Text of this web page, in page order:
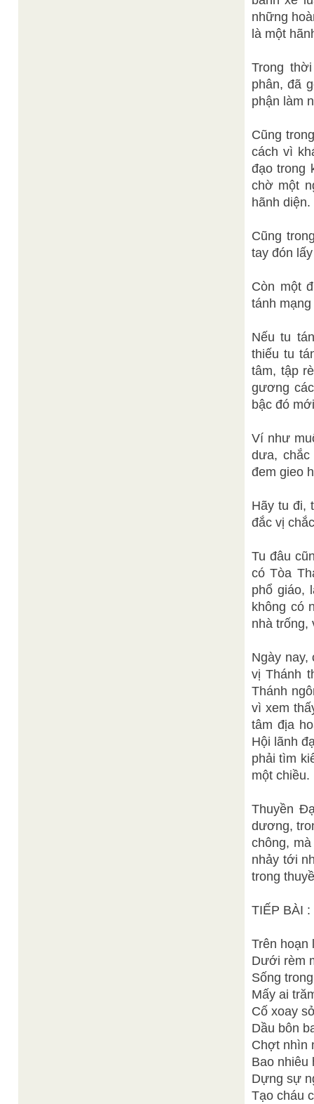
những
là một
Trong
phân, đã
phận làm
Cũng
cách vì
đạo trong
chờ một
hãnh diện.
Cũng
tay đón
Còn một
tánh
Nếu tu
thiếu tu
tâm, tập
gương
bậc đó
Ví như
dưa,
đem gieo
Hãy tu đi,
đắc vị
Tu đâu
có Tòa
phổ giáo,
không có
nhà trống,
Ngày
vị Thánh
Thánh
vì xem
tâm địa
Hội lãnh
phải tìm
một chiều.
Thuyền
dương,
chông,
nhảy tới
trong
TIẾP BÀI :
Trên hoạn
Dưới rèm
Sống
Mấy ai
Cố xoay
Dầu bôn
Chợt nhìn
Bao nhiêu
Dựng sự
Tạo cháu